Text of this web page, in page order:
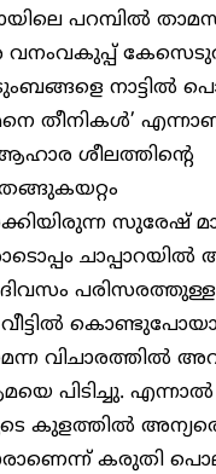
പറമ്പിൽ
വനംവകുപ്പ്
നാട്ടിൽ
തീനികൾ’
ശീലത്തിന്റെ
സുരേഷ്
വിചാരത്തിൽ
പിടിച്ചു. എന്നാൽ
കുളത്തിൽ
കരുതി